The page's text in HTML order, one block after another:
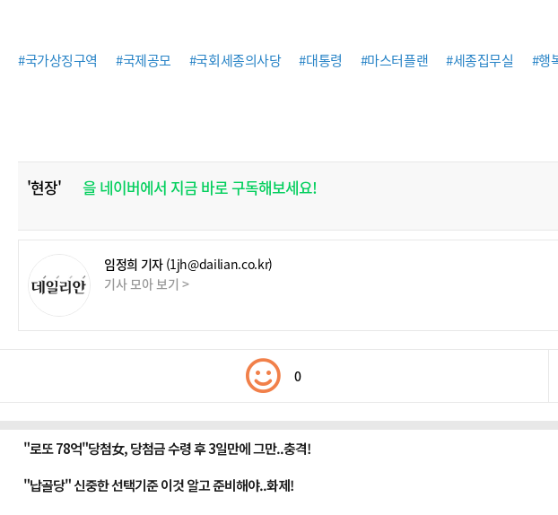
#국가상징구역 #국제공모 #국회세종의사당 #대통령 #마스터플랜 #세종집무실 #행
'현장' 을 네이버에서 지금 바로 구독해보세요!
임정희 기자 (1jh@dailian.co.kr)
기사 모아 보기 >
0